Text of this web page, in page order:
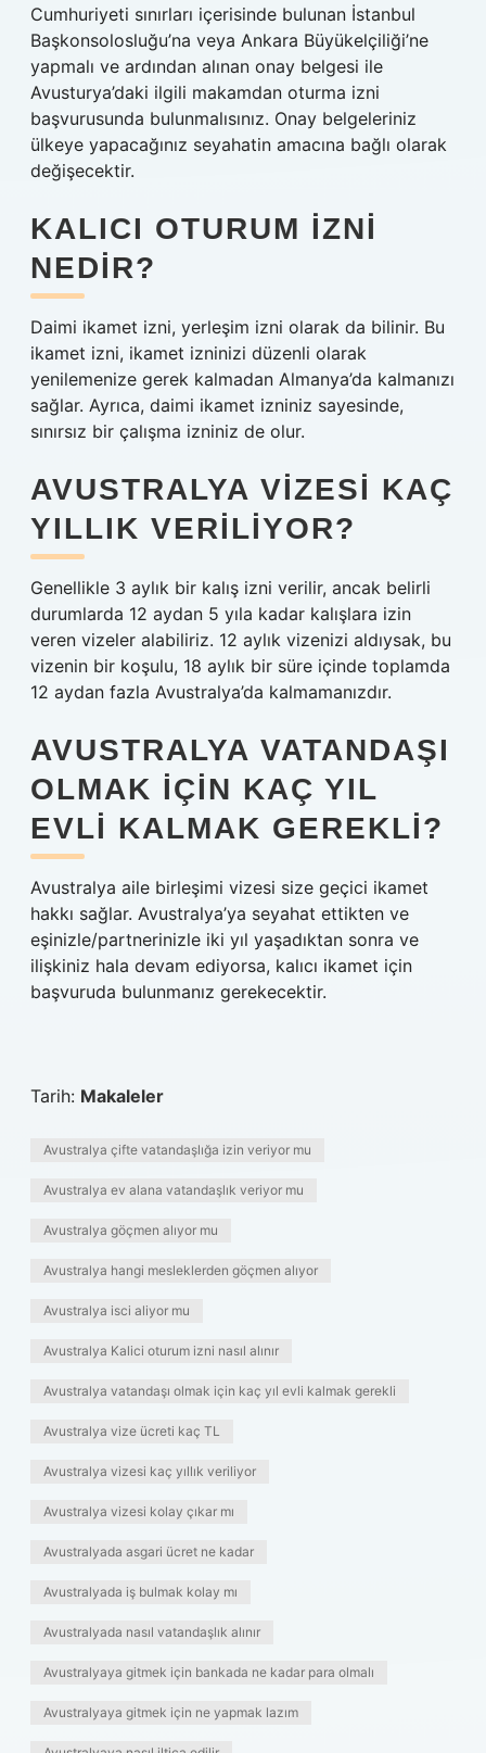
Cumhuriyeti sınırları içerisinde bulunan İstanbul
Başkonsolosluğu’na veya Ankara Büyükelçiliği’ne
yapmalı ve ardından alınan onay belgesi ile
Avusturya’daki ilgili makamdan oturma izni
başvurusunda bulunmalısınız. Onay belgeleriniz
ülkeye yapacağınız seyahatin amacına bağlı olarak
değişecektir.
KALICI OTURUM IZNI
NEDIR?
Daimi ikamet izni, yerleşim izni olarak da bilinir. Bu
ikamet izni, ikamet izninizi düzenli olarak
yenilemenize gerek kalmadan Almanya’da kalmanızı
sağlar. Ayrıca, daimi ikamet izniniz sayesinde,
sınırsız bir çalışma izniniz de olur.
AVUSTRALYA VIZESI KAÇ
YILLIK VERILIYOR?
Genellikle 3 aylık bir kalış izni verilir, ancak belirli
durumlarda 12 aydan 5 yıla kadar kalışlara izin
veren vizeler alabiliriz. 12 aylık vizenizi aldıysak, bu
vizenin bir koşulu, 18 aylık bir süre içinde toplamda
12 aydan fazla Avustralya’da kalmamanızdır.
AVUSTRALYA VATANDAŞI
OLMAK IÇIN KAÇ YIL
EVLI KALMAK GEREKLI?
Avustralya aile birleşimi vizesi size geçici ikamet
hakkı sağlar. Avustralya’ya seyahat ettikten ve
eşinizle/partnerinizle iki yıl yaşadıktan sonra ve
ilişkiniz hala devam ediyorsa, kalıcı ikamet için
başvuruda bulunmanız gerekecektir.
Tarih: Makaleler
Avustralya çifte vatandaşlığa izin veriyor mu
Avustralya ev alana vatandaşlık veriyor mu
Avustralya göçmen alıyor mu
Avustralya hangi mesleklerden göçmen alıyor
Avustralya isci aliyor mu
Avustralya Kalici oturum izni nasıl alınır
Avustralya vatandaşı olmak için kaç yıl evli kalmak gerekli
Avustralya vize ücreti kaç TL
Avustralya vizesi kaç yıllık veriliyor
Avustralya vizesi kolay çıkar mı
Avustralyada asgari ücret ne kadar
Avustralyada iş bulmak kolay mı
Avustralyada nasıl vatandaşlık alınır
Avustralyaya gitmek için bankada ne kadar para olmalı
Avustralyaya gitmek için ne yapmak lazım